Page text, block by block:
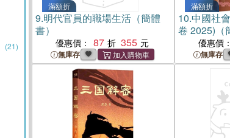
(21)
滿額折
9.明代官員的職場生活（簡體
書）
優惠價： 87 355
無庫存
滿額折
10.中國社
卷 2025)（
優惠價：
無庫存